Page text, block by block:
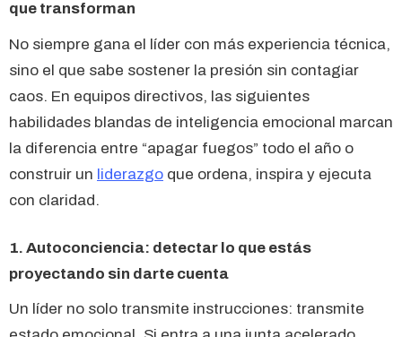
que transforman
No siempre gana el líder con más experiencia técnica,
sino el que sabe sostener la presión sin contagiar
caos. En equipos directivos, las siguientes
habilidades blandas de inteligencia emocional marcan
la diferencia entre “apagar fuegos” todo el año o
construir un liderazgo que ordena, inspira y ejecuta
con claridad.
1. Autoconciencia: detectar lo que estás
proyectando sin darte cuenta
Un líder no solo transmite instrucciones: transmite